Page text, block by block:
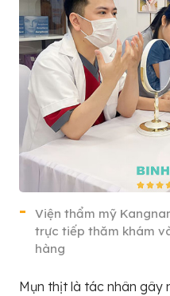
Viện thẩm mỹ
trực tiếp thăm khám
hàng
Mụn thịt là tác nhân gây